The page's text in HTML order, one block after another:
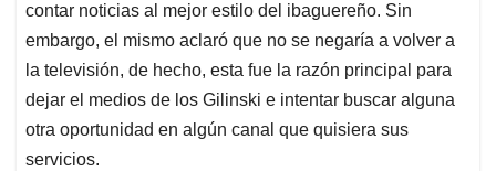
contar noticias al mejor estilo del ibaguereño. Sin
embargo, el mismo aclaró que no se negaría a volver a
la televisión, de hecho, esta fue la razón principal para
dejar el medios de los Gilinski e intentar buscar alguna
otra oportunidad en algún canal que quisiera sus
servicios.